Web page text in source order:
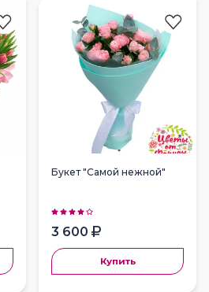
Букет "Самой нежной"
3 600
Купить